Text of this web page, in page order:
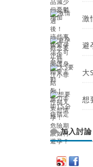
激
避
大
想
加入討論